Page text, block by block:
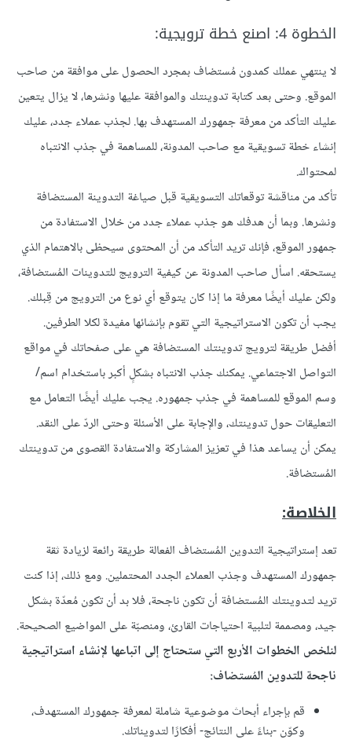
الخطوة 4: اصنع خطة ترويجية:
لا ينتهي عملك كمدون مُستضاف بمجرد الحصول على موافقة من صاحب
الموقع. وحتى بعد كتابة تدوينتك والموافقة عليها ونشرها، لا يزال يتعين
عليك التأكد من معرفة جمهورك المستهدف بها. لجذب عملاء جدد، عليك
إنشاء خطة تسويقية مع صاحب المدونة، للمساهمة في جذب الانتباه
لمحتواك.
تأكد من مناقشة توقعاتك التسويقية قبل صياغة التدوينة المستضافة
ونشرها. وبما أن هدفك هو جذب عملاء جدد من خلال الاستفادة من
جمهور الموقع، فإنك تريد التأكد من أن المحتوى سيحظى بالاهتمام الذي
يستحقه. اسأل صاحب المدونة عن كيفية الترويج للتدوينات المُستضافة،
ولكن عليك أيضًا معرفة ما إذا كان يتوقع أي نوع من الترويج من قِبلك.
يجب أن تكون الاستراتيجية التي تقوم بإنشائها مفيدة لكلا الطرفين.
أفضل طريقة لترويج تدوينتك المستضافة هي على صفحاتك في مواقع
التواصل الاجتماعي. يمكنك جذب الانتباه بشكلٍ أكبر باستخدام اسم/
وسم الموقع للمساهمة في جذب جمهوره. يجب عليك أيضًا التعامل مع
التعليقات حول تدوينتك، والإجابة على الأسئلة وحتى الردّ على النقد.
يمكن أن يساعد هذا في تعزيز المشاركة والاستفادة القصوى من تدوينتك
المُستضافة.
الخلاصة:
تعد إستراتيجية التدوين المُستضاف الفعالة طريقة رائعة لزيادة ثقة
جمهورك المستهدف وجذب العملاء الجدد المحتملين. ومع ذلك، إذا كنت
تريد لتدوينتك المُستضافة أن تكون ناجحة، فلا بد أن تكون مُعدّة بشكل
جيد، ومصممة لتلبية احتياجات القارئ، ومنصبّة على المواضيع الصحيحة.
لنلخص الخطوات الأربع التي ستحتاج إلى اتباعها لإنشاء استراتيجية
ناجحة للتدوين المُستضاف:
قم بإجراء أبحاث موضوعية شاملة لمعرفة جمهورك المستهدف،
وكوّن -بناءً على النتائج- أفكارًا لتدويناتك.